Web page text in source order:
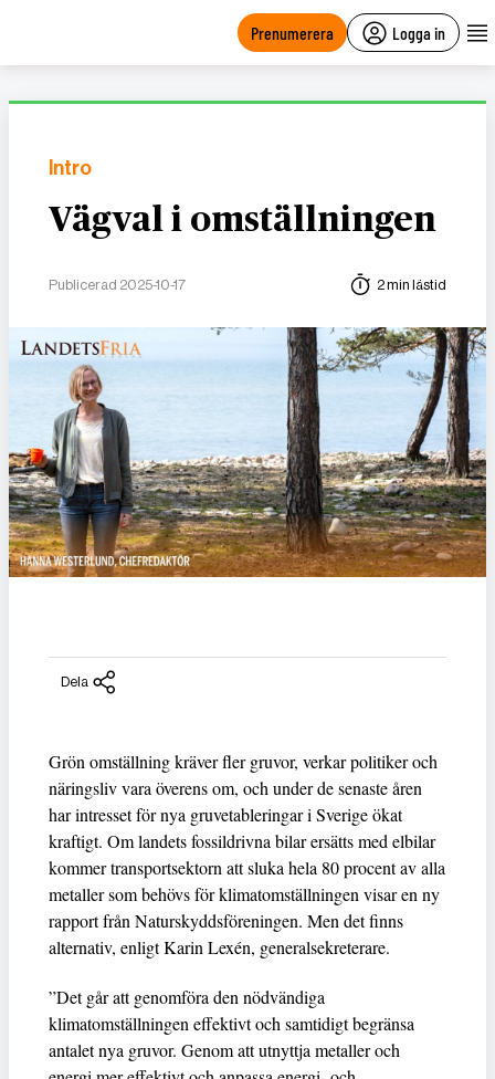
Prenumerera Logga in
Intro
Vägval i omställningen
Publicerad 2025-10-17 2 min lästid
Dela
Grön omställning kräver fler gruvor, verkar politiker och
näringsliv vara överens om, och under de senaste åren
har intresset för nya gruvetableringar i Sverige ökat
kraftigt. Om landets fossildrivna bilar ersätts med elbilar
kommer transportsektorn att sluka hela 80 procent av alla
metaller som behövs för klimatomställningen visar en ny
rapport från Naturskyddsföreningen. Men det finns
alternativ, enligt Karin Lexén, generalsekreterare.
”Det går att genomföra den nödvändiga
klimatomställningen effektivt och samtidigt begränsa
antalet nya gruvor. Genom att utnyttja metaller och